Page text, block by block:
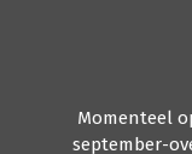
Momenteel
september-